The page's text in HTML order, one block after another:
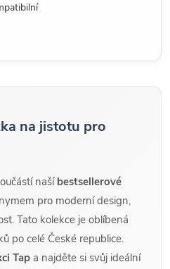
na jistotu pro
naší bestsellerové
pro moderní design,
Tato kolekce je oblíbená
po celé České republice.
Tap a najděte si svůj ideální